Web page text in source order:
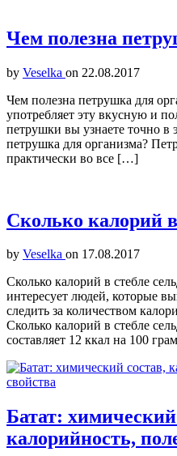
Чем полезна
by Veselka on 22.08.2017
Чем полезна петрушка для
употребляет эту вкусную и
петрушки вы узнаете точно в
петрушка для организма?
практически во все […]
Сколько калорий в
by Veselka on 17.08.2017
Сколько калорий в стебле
интересует людей, которые
следить за количеством
Сколько калорий в стебле
составляет 12 ккал на 100
Батат: химический
калорийность,